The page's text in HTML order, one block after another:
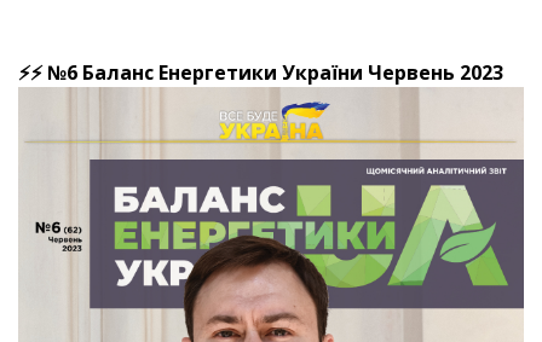
⚡⚡ №6 Баланс Енергетики України Червень 2023